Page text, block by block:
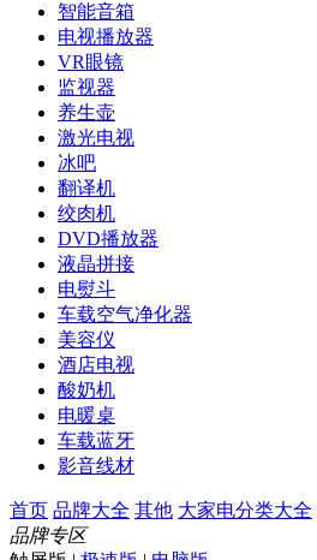
智能音箱
电视播放器
VR眼镜
监视器
养生壶
激光电视
冰吧
翻译机
绞肉机
DVD播放器
液晶拼接
电熨斗
车载空气净化器
美容仪
酒店电视
酸奶机
电暖桌
车载蓝牙
影音线材
首页 品牌大全 其他 大家电分类大全
品牌专区